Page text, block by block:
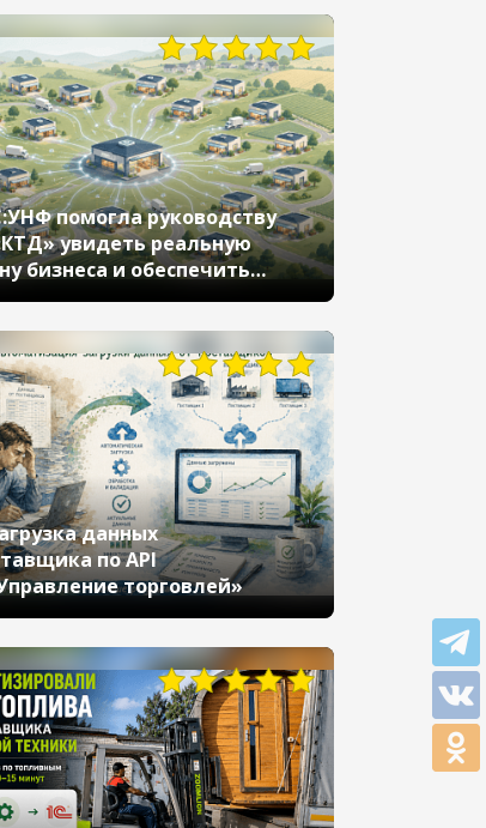
помогла руководству
увидеть реальную
бизнеса и обеспечить
требованиям
данных
по API
торговлей»